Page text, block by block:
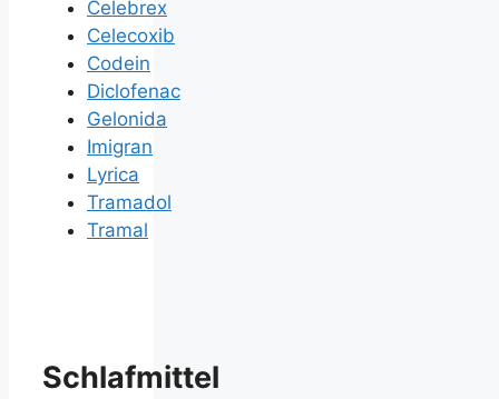
Celebrex
Celecoxib
Codein
Diclofenac
Gelonida
Imigran
Lyrica
Tramadol
Tramal
Schlafmittel